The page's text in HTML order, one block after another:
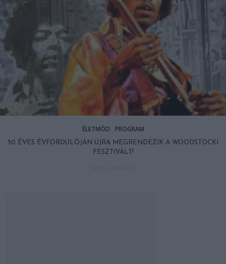
ÉLETMÓD PROGRAM
50 ÉVES ÉVFORDULÓJÁN ÚJRA MEGRENDEZIK A WOODSTOCKI
FESZTIVÁLT!